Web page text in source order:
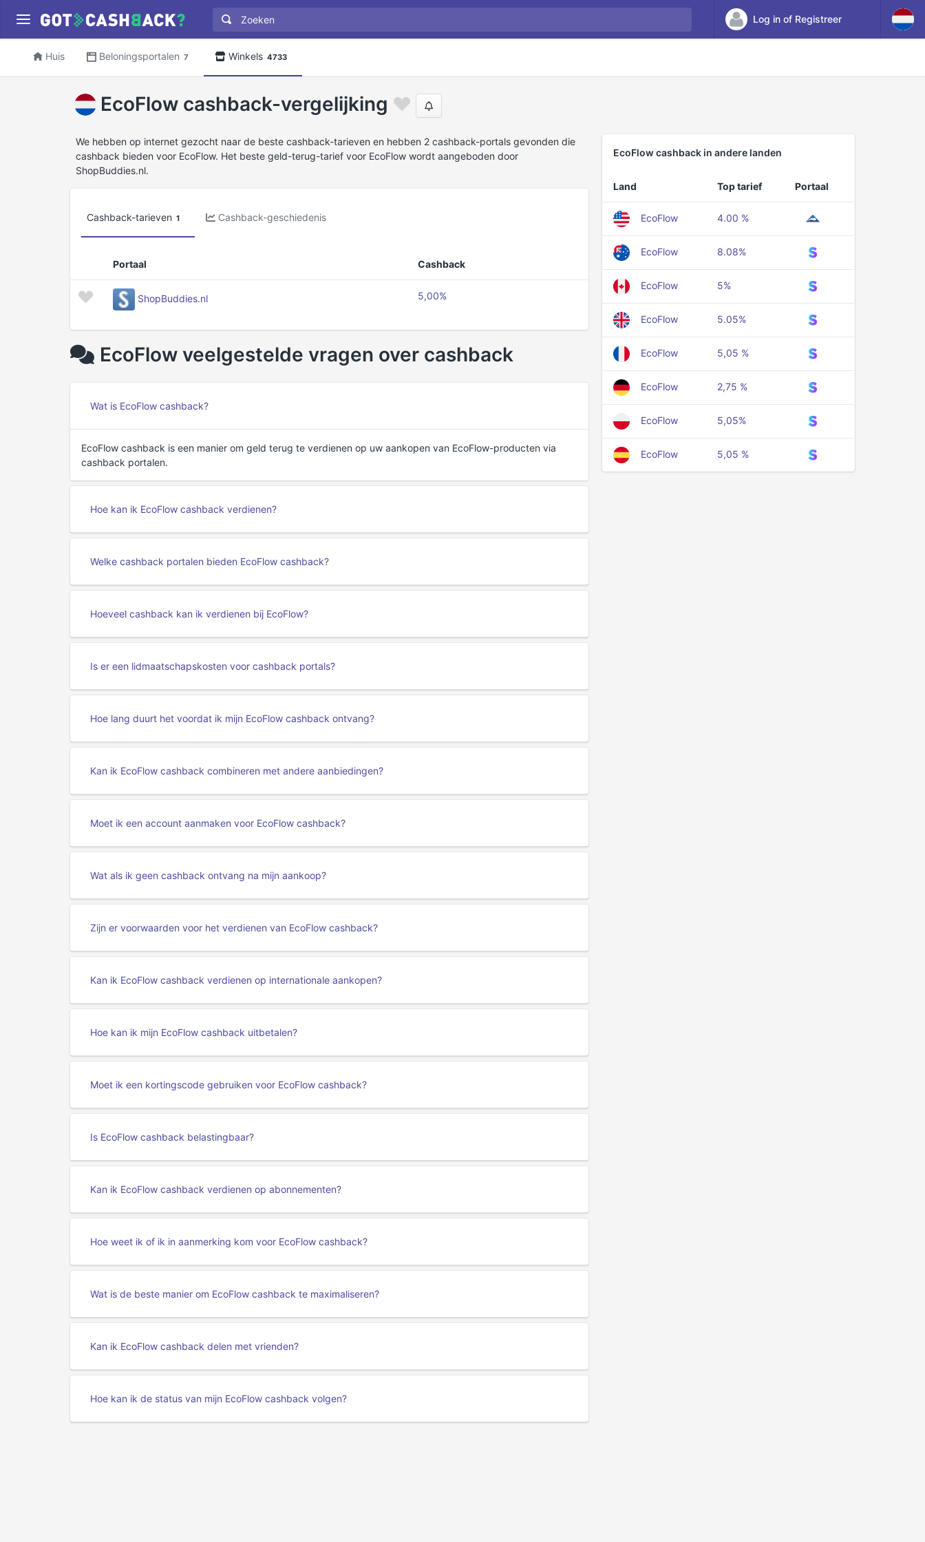
Log in of Registreer
Huis Beloningsportalen 7 Winkels 4733
EcoFlow cashback-vergelijking
We hebben op internet gezocht naar de beste cashback-tarieven en hebben 2 cashback-portals gevonden die
cashback bieden voor EcoFlow. Het beste geld-terug-tarief voor EcoFlow wordt aangeboden door
ShopBuddies.nl.
Cashback-tarieven 1 Cashback-geschiedenis
Portaal Cashback
ShopBuddies.nl 5,00%
EcoFlow veelgestelde vragen over cashback
Wat is EcoFlow cashback?
EcoFlow cashback is een manier om geld terug te verdienen op uw aankopen van EcoFlow-producten via
cashback portalen.
Hoe kan ik EcoFlow cashback verdienen?
Welke cashback portalen bieden EcoFlow cashback?
Hoeveel cashback kan ik verdienen bij EcoFlow?
Is er een lidmaatschapskosten voor cashback portals?
Hoe lang duurt het voordat ik mijn EcoFlow cashback ontvang?
Kan ik EcoFlow cashback combineren met andere aanbiedingen?
Moet ik een account aanmaken voor EcoFlow cashback?
Wat als ik geen cashback ontvang na mijn aankoop?
Zijn er voorwaarden voor het verdienen van EcoFlow cashback?
Kan ik EcoFlow cashback verdienen op internationale aankopen?
Hoe kan ik mijn EcoFlow cashback uitbetalen?
Moet ik een kortingscode gebruiken voor EcoFlow cashback?
Is EcoFlow cashback belastingbaar?
Kan ik EcoFlow cashback verdienen op abonnementen?
Hoe weet ik of ik in aanmerking kom voor EcoFlow cashback?
Wat is de beste manier om EcoFlow cashback te maximaliseren?
Kan ik EcoFlow cashback delen met vrienden?
Hoe kan ik de status van mijn EcoFlow cashback volgen?
EcoFlow cashback in andere landen
Land Top tarief Portaal
EcoFlow 4.00 %
EcoFlow 8.08%
EcoFlow 5%
EcoFlow 5.05%
EcoFlow 5,05 %
EcoFlow 2,75 %
EcoFlow 5,05%
EcoFlow 5,05 %